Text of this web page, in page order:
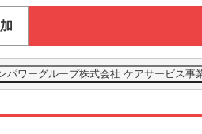
パワーグループ株式会社 ケアサービス